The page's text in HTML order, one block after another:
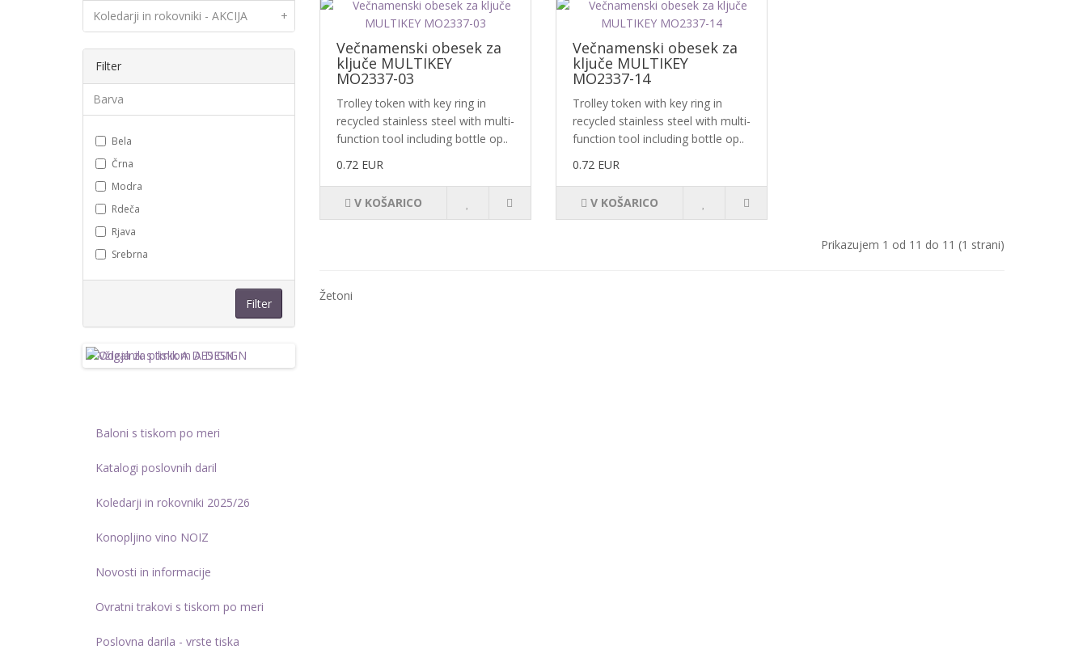
Koledarji in rokovniki - AKCIJA +
Filter
Barva
Bela
Črna
Modra
Rdeča
Rjava
Srebrna
Filter
Baloni s tiskom po meri
Katalogi poslovnih daril
Koledarji in rokovniki 2025/26
Konopljino vino NOIZ
Novosti in informacije
Ovratni trakovi s tiskom po meri
Poslovna darila - vrste tiska
Večnamenski obesek za
ključe MULTIKEY
MO2337-03
Trolley token with key ring in
recycled stainless steel with multi-
function tool including bottle op..
0.72 EUR
V KOŠARICO
Večnamenski obesek za
ključe MULTIKEY
MO2337-14
Trolley token with key ring in
recycled stainless steel with multi-
function tool including bottle op..
0.72 EUR
V KOŠARICO
Prikazujem 1 od 11 do 11 (1 strani)
Žetoni